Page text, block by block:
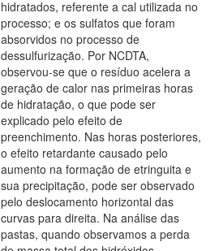
hidratados, referente a cal utilizada no
processo; e os sulfatos que foram
absorvidos no processo de
dessulfurização. Por NCDTA,
observou-se que o resíduo acelera a
geração de calor nas primeiras horas
de hidratação, o que pode ser
explicado pelo efeito de
preenchimento. Nas horas posteriores,
o efeito retardante causado pelo
aumento na formação de etringuita e
sua precipitação, pode ser observado
pelo deslocamento horizontal das
curvas para direita. Na análise das
pastas, quando observamos a perda